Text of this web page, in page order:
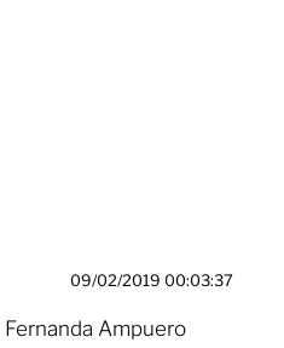
09/02/2019 00:03:37
Ampuero